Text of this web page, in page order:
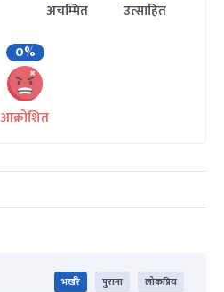
अचम्मित
उत्साहित
0%
आक्रोशित
भर्खरै पुराना लोकप्रिय